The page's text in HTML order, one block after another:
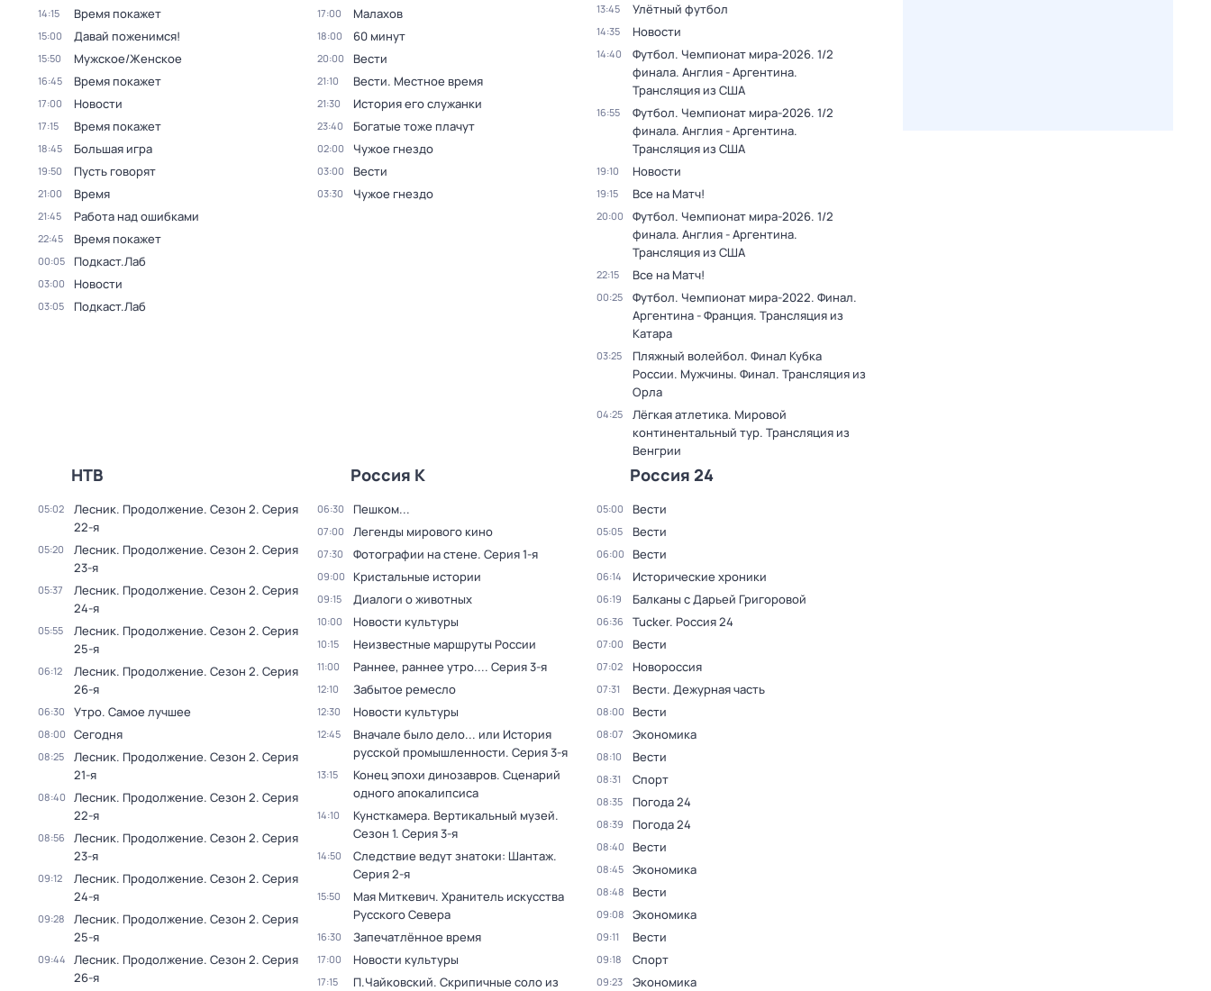
14:15 Время покажет
15:00 Давай поженимся!
15:50 Мужское/Женское
16:45 Время покажет
17:00 Новости
17:15 Время покажет
18:45 Большая игра
19:50 Пусть говорят
21:00 Время
21:45 Работа над ошибками
22:45 Время покажет
00:05 Подкаст.Лаб
03:00 Новости
03:05 Подкаст.Лаб
17:00 Малахов
18:00 60 минут
20:00 Вести
21:10 Вести. Местное время
21:30 История его служанки
23:40 Богатые тоже плачут
02:00 Чужое гнездо
03:00 Вести
03:30 Чужое гнездо
13:45 Улётный футбол
14:35 Новости
14:40
Футбол. Чемпионат мира-2026. 1/2
финала. Англия - Аргентина.
Трансляция из США
16:55
Футбол. Чемпионат мира-2026. 1/2
финала. Англия - Аргентина.
Трансляция из США
19:10 Новости
19:15 Все на Матч!
20:00
Футбол. Чемпионат мира-2026. 1/2
финала. Англия - Аргентина.
Трансляция из США
22:15 Все на Матч!
00:25
Футбол. Чемпионат мира-2022. Финал.
Аргентина - Франция. Трансляция из
Катара
03:25
Пляжный волейбол. Финал Кубка
России. Мужчины. Финал. Трансляция из
Орла
04:25
Лёгкая атлетика. Мировой
континентальный тур. Трансляция из
Венгрии
НТВ
05:02 Лесник. Продолжение. Сезон 2. Серия
22-я
05:20 Лесник. Продолжение. Сезон 2. Серия
23-я
05:37 Лесник. Продолжение. Сезон 2. Серия
24-я
05:55 Лесник. Продолжение. Сезон 2. Серия
25-я
06:12 Лесник. Продолжение. Сезон 2. Серия
26-я
06:30 Утро. Самое лучшее
08:00 Сегодня
08:25 Лесник. Продолжение. Сезон 2. Серия
21-я
08:40 Лесник. Продолжение. Сезон 2. Серия
22-я
08:56 Лесник. Продолжение. Сезон 2. Серия
23-я
09:12 Лесник. Продолжение. Сезон 2. Серия
24-я
09:28 Лесник. Продолжение. Сезон 2. Серия
25-я
09:44 Лесник. Продолжение. Сезон 2. Серия
26-я
Россия К
06:30 Пешком...
07:00 Легенды мирового кино
07:30 Фотографии на стене. Серия 1-я
09:00 Кристальные истории
09:15 Диалоги о животных
10:00 Новости культуры
10:15 Неизвестные маршруты России
11:00 Раннее, раннее утро.... Серия 3-я
12:10 Забытое ремесло
12:30 Новости культуры
12:45
Вначале было дело... или История
русской промышленности. Серия 3-я
13:15
Конец эпохи динозавров. Сценарий
одного апокалипсиса
14:10 Кунсткамера. Вертикальный музей.
Сезон 1. Серия 3-я
14:50 Следствие ведут знатоки: Шантаж.
Серия 2-я
15:50
Мая Миткевич. Хранитель искусства
Русского Севера
16:30 Запечатлённое время
17:00 Новости культуры
17:15
П.Чайковский. Скрипичные соло из
Россия 24
05:00 Вести
05:05 Вести
06:00 Вести
06:14 Исторические хроники
06:19 Балканы с Дарьей Григоровой
06:36 Tucker. Россия 24
07:00 Вести
07:02 Новороссия
07:31 Вести. Дежурная часть
08:00 Вести
08:07 Экономика
08:10 Вести
08:31 Спорт
08:35 Погода 24
08:39 Погода 24
08:40 Вести
08:45 Экономика
08:48 Вести
09:08 Экономика
09:11 Вести
09:18 Спорт
09:23 Экономика